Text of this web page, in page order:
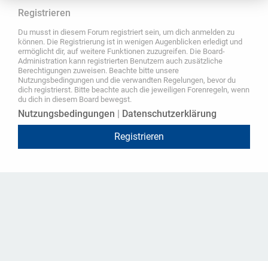
Registrieren
Du musst in diesem Forum registriert sein, um dich anmelden zu
können. Die Registrierung ist in wenigen Augenblicken erledigt und
ermöglicht dir, auf weitere Funktionen zuzugreifen. Die Board-
Administration kann registrierten Benutzern auch zusätzliche
Berechtigungen zuweisen. Beachte bitte unsere
Nutzungsbedingungen und die verwandten Regelungen, bevor du
dich registrierst. Bitte beachte auch die jeweiligen Forenregeln, wenn
du dich in diesem Board bewegst.
Nutzungsbedingungen
Datenschutzerklärung
Registrieren